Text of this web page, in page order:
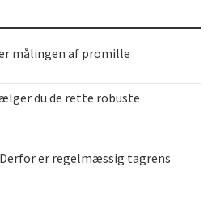
målingen af promille
du de rette robuste
er regelmæssig tagrens